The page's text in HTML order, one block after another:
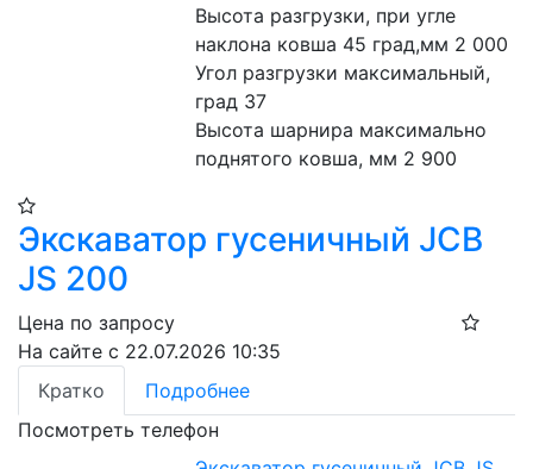
Высота разгрузки, при угле
наклона ковша 45 град,мм 2 000
Угол разгрузки максимальный,
град 37
Высота шарнира максимально
поднятого ковша, мм 2 900
Экскаватор гусеничный JCB
JS 200
Цена по запросу
На сайте с 22.07.2026 10:35
Кратко
Подробнее
Посмотреть телефон